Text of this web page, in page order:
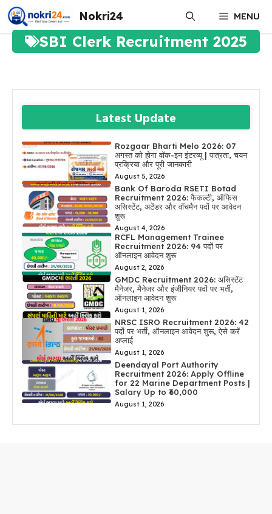
Skip
to
content
Nokri24 MENU
SBI Clerk Recruitment 2025
Latest Update
Rozgaar Bharti Melo 2026: 07
अगस्त को होगा वॉक-इन इंटरव्यू | पात्रता, चयन
प्रक्रिया और पूरी जानकारी
August 5, 2026
Bank Of Baroda RSETI Botad
Recruitment 2026: फैकल्टी, ऑफिस
असिस्टेंट, अटेंडर और वॉचमैन पदों पर आवेदन
शुरू
August 4, 2026
RCFL Management Trainee
Recruitment 2026: 94 पदों पर
ऑनलाइन आवेदन शुरू
August 2, 2026
GMDC Recruitment 2026: असिस्टेंट
मैनेजर, मैनेजर और इंजीनियर पदों पर भर्ती,
ऑनलाइन आवेदन शुरू
August 1, 2026
NRSC ISRO Recruitment 2026: 42
पदों पर भर्ती, ऑनलाइन आवेदन शुरू, ऐसे करें
अप्लाई
August 1, 2026
Deendayal Port Authority
Recruitment 2026: Apply Offline
for 22 Marine Department Posts |
Salary Up to ₹60,000
August 1, 2026